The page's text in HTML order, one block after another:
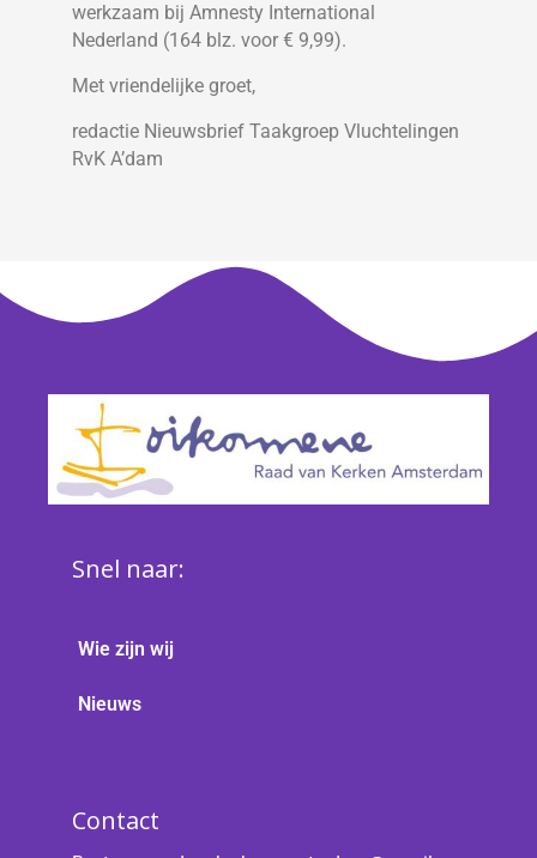
werkzaam bij Amnesty International
Nederland (164 blz. voor € 9,99).
Met vriendelijke groet,
redactie Nieuwsbrief Taakgroep Vluchtelingen
RvK A’dam
Snel naar:
Wie zijn wij
Nieuws
Contact